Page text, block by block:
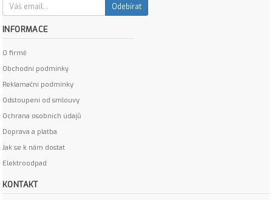
Odebírat
INFORMACE
O firmě
Obchodní podmínky
Reklamační podmínky
Odstoupení od smlouvy
Ochrana osobních údajů
Doprava a platba
Jak se k nám dostat
Elektroodpad
KONTAKT